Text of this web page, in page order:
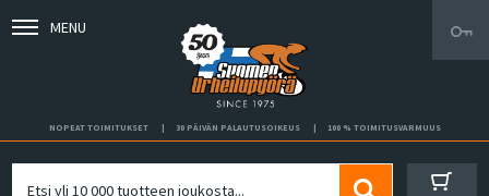
MENU
NOPEAT TOIMITUKSET 30 PÄIVÄN PALAUTUSOIKEUS 100 % TOIMITUSVARMUUS